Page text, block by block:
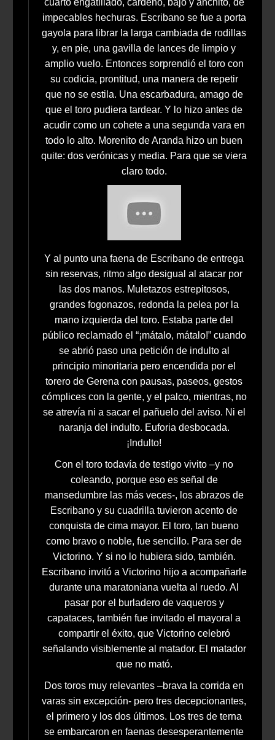
cuarto engatillado, cárdeno, bajo y anchito, de
impecables hechuras. Escribano se fue a porta
gayola para librar la larga cambiada de rodillas
y, en pie, una gavilla de lances de limpio y
amplio vuelo. Entonces sorprendió el toro con
su codicia, prontitud, una manera de repetir
que no se estila. Una escarbadura, amago de
que el toro pudiera tardear. Y lo hizo antes de
acudir como un cohete a una segunda vara en
todo lo alto. Morenito de Aranda hizo un buen
quite: dos verónicas y media. Para que se viera
claro todo.
Y al punto una faena de Escribano de entrega
sin reservas, ritmo algo desigual al atacar por
las dos manos. Muletazos estrepitosos,
grandes fogonazos, redonda la pelea por la
mano izquierda del toro. Estaba parte del
público reclamado el “¡mátalo, mátalo!” cuando
se abrió paso una petición de indulto al
principio minoritaria pero encendida por el
torero de Gerena con pausas, paseos, gestos
cómplices con la gente, y el palco, mientras, no
se atrevía ni a sacar el pañuelo del aviso. Ni el
naranja del indulto. Euforia desbocada.
¡Indulto!
Con el toro todavía de testigo vivito –y no
coleando, porque eso es señal de
mansedumbre las más veces-, los abrazos de
Escribano y su cuadrilla tuvieron acento de
conquista de cima mayor. El toro, tan bueno
como bravo o noble, fue sencillo. Para ser de
Victorino. Y si no lo hubiera sido, también.
Escribano invitó a Victorino hijo a acompañarle
durante una maratoniana vuelta al ruedo. Al
pasar por el burladero de vaqueros y
capataces, también fue invitado el mayoral a
compartir el éxito, que Victorino celebró
señalando visiblemente al matador. El matador
que no mató.
Dos toros muy relevantes –brava la corrida en
varas sin excepción- pero tres decepcionantes,
el primero y los dos últimos. Los tres de terna
se embarcaron en faenas desesperantemente